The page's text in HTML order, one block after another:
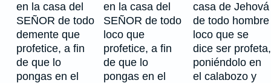
en la casa del
SEÑOR de todo
demente que
profetice, a fin
de que lo
pongas en el
en la casa del
SEÑOR de todo
loco que
profetice, a fin
de que lo
pongas en el
casa de Jehová
de todo hombre
loco que se
dice ser profeta,
poniéndolo en
el calabozo y